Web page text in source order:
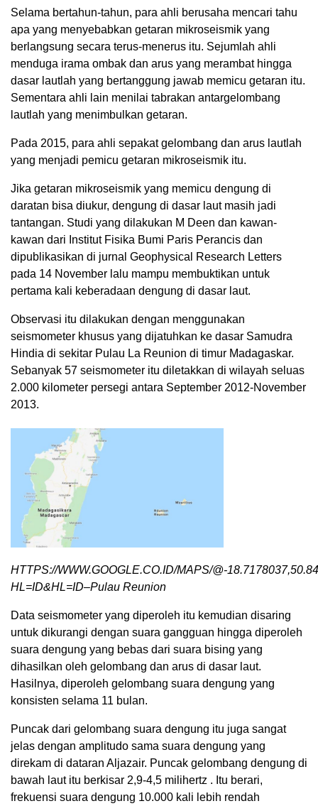
Selama bertahun-tahun, para ahli berusaha mencari tahu
apa yang menyebabkan getaran mikroseismik yang
berlangsung secara terus-menerus itu. Sejumlah ahli
menduga irama ombak dan arus yang merambat hingga
dasar lautlah yang bertanggung jawab memicu getaran itu.
Sementara ahli lain menilai tabrakan antargelombang
lautlah yang menimbulkan getaran.
Pada 2015, para ahli sepakat gelombang dan arus lautlah
yang menjadi pemicu getaran mikroseismik itu.
Jika getaran mikroseismik yang memicu dengung di
daratan bisa diukur, dengung di dasar laut masih jadi
tantangan. Studi yang dilakukan M Deen dan kawan-
kawan dari Institut Fisika Bumi Paris Perancis dan
dipublikasikan di jurnal Geophysical Research Letters
pada 14 November lalu mampu membuktikan untuk
pertama kali keberadaan dengung di dasar laut.
Observasi itu dilakukan dengan menggunakan
seismometer khusus yang dijatuhkan ke dasar Samudra
Hindia di sekitar Pulau La Reunion di timur Madagaskar.
Sebanyak 57 seismometer itu diletakkan di wilayah seluas
2.000 kilometer persegi antara September 2012-November
2013.
HTTPS://WWW.GOOGLE.CO.ID/MAPS/@-
HL=ID&HL=ID–Pulau Reunion
Data seismometer yang diperoleh itu kemudian disaring
untuk dikurangi dengan suara gangguan hingga diperoleh
suara dengung yang bebas dari suara bising yang
dihasilkan oleh gelombang dan arus di dasar laut.
Hasilnya, diperoleh gelombang suara dengung yang
konsisten selama 11 bulan.
Puncak dari gelombang suara dengung itu juga sangat
jelas dengan amplitudo sama suara dengung yang
direkam di dataran Aljazair. Puncak gelombang dengung di
bawah laut itu berkisar 2,9-4,5 milihertz . Itu berari,
frekuensi suara dengung 10.000 kali lebih rendah